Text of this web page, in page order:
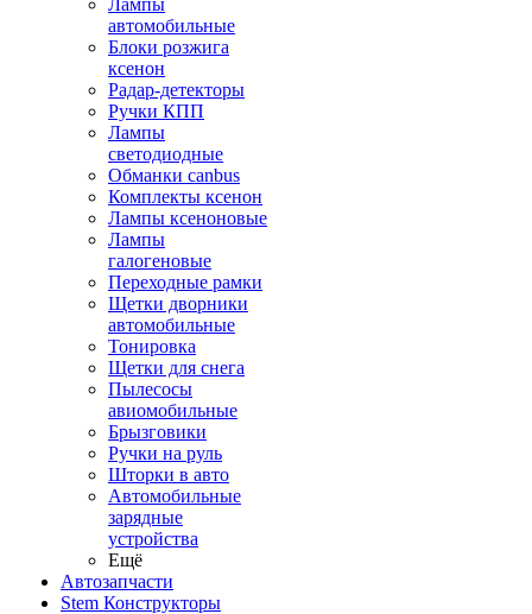
автомобильные
Блоки розжига
ксенон
Радар-детекторы
Ручки КПП
Лампы
светодиодные
Обманки canbus
Комплекты ксенон
Лампы ксеноновые
Лампы
галогеновые
Переходные рамки
Щетки дворники
автомобильные
Тонировка
Щетки для снега
Пылесосы
авиомобильные
Брызговики
Ручки на руль
Шторки в авто
Автомобильные
зарядные
устройства
Ещё
Автозапчасти
Stem Конструкторы